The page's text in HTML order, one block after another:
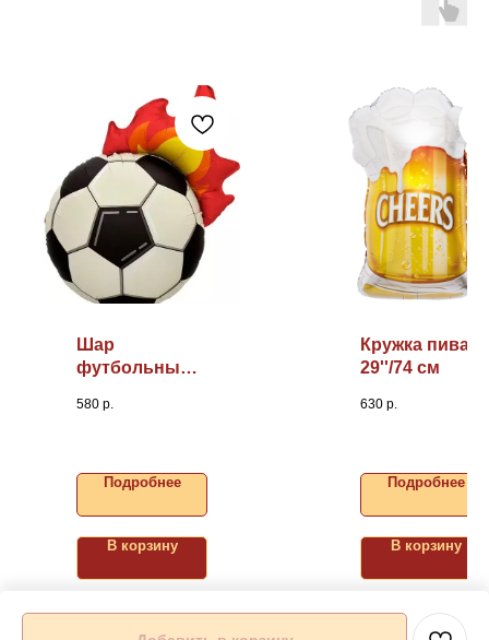
Шар
футбольный
580 р.
Подробнее
В корзину
Кружка пива
29''/74 см
630 р.
Подробнее
В корзину